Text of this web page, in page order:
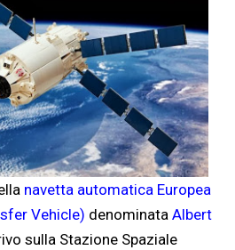
navetta automatica Europea
Vehicle) denominata Albert
sulla Stazione Spaziale